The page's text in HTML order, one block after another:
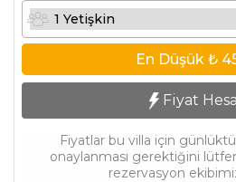
En Düşük ₺
Fiyat
Fiyatlar bu villa için
onaylanması gerektiğini
rezervasyon